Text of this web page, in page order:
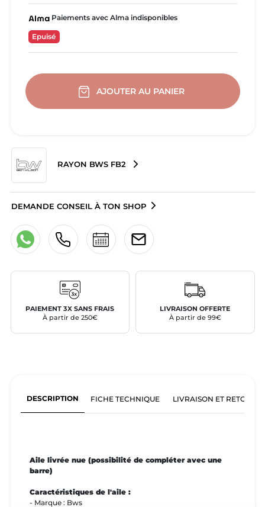
Paiements avec Alma indisponibles
Epuisé
AJOUTER AU PANIER
RAYON BWS FB2
DEMANDE CONSEIL À TON SHOP
PAIEMENT 3X SANS FRAIS
À partir de 250€
LIVRAISON OFFERTE
À partir de 99€
DESCRIPTION FICHE TECHNIQUE LIVRAISON ET RETOURS
Aile livrée nue (possibilité de compléter avec une
barre)
Caractéristiques de l'aile :
- Marque : Bws